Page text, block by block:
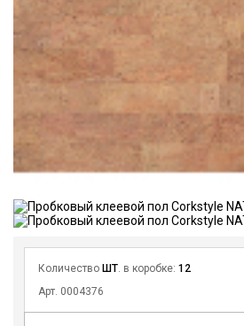
Количество ШТ. в коробке: 12
Арт. 0004376